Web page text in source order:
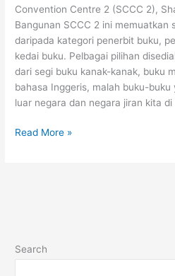
Convention Centre 2 (SCCC 2),
Bangunan SCCC 2 ini memuatkan
daripada kategori penerbit buku,
kedai buku. Pelbagai pilihan
dari segi buku kanak-kanak, buku
bahasa Inggeris, malah buku-
luar negara dan negara jiran kita di
SIBF
Read More »
Search